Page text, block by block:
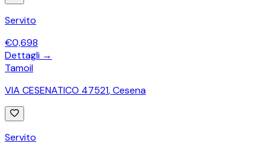
Servito
€0,698
Dettagli →
Tamoil
VIA CESENATICO 47521,Cesena
Servito